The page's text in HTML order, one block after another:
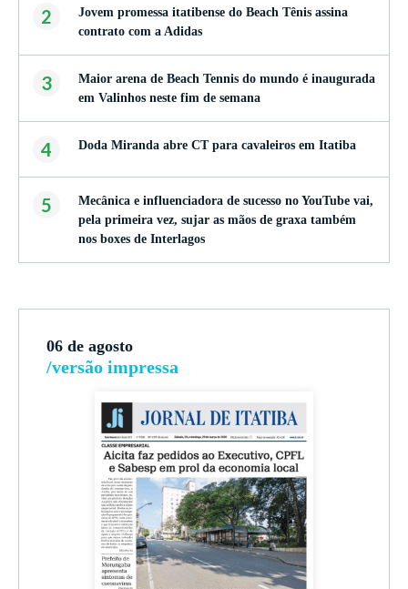
2
Jovem promessa itatibense do Beach Tênis assina
contrato com a Adidas
3
Maior arena de Beach Tennis do mundo é inaugurada
em Valinhos neste fim de semana
4 Doda Miranda abre CT para cavaleiros em Itatiba
5
Mecânica e influenciadora de sucesso no YouTube vai,
pela primeira vez, sujar as mãos de graxa também
nos boxes de Interlagos
06 de agosto
/versão impressa